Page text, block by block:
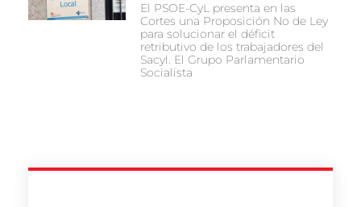
El PSOE-CyL presenta en las
Cortes una Proposición No de Ley
para solucionar el déficit
retributivo de los trabajadores del
Sacyl. El Grupo Parlamentario
Socialista